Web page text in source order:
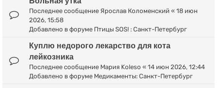
Последнее сообщение Ярослав Коломенский « 18 июн
2026, 15:58
Добавлено в форуме Птицы SOS! : Санкт-Петербург
Куплю недорого лекарство для кота
лейкозника
Последнее сообщение Мария Koleso « 14 июн 2026, 12:44
Добавлено в форуме Медикаменты: Санкт-Петербург